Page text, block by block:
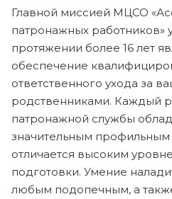
Главной миссией МЦСО
патронажных работников»
протяжении более 16 лет
обеспечение
ответственного ухода за
родственниками. Каждый
патронажной службы
значительным
отличается высоким
подготовки. Умение
любым подопечным, а